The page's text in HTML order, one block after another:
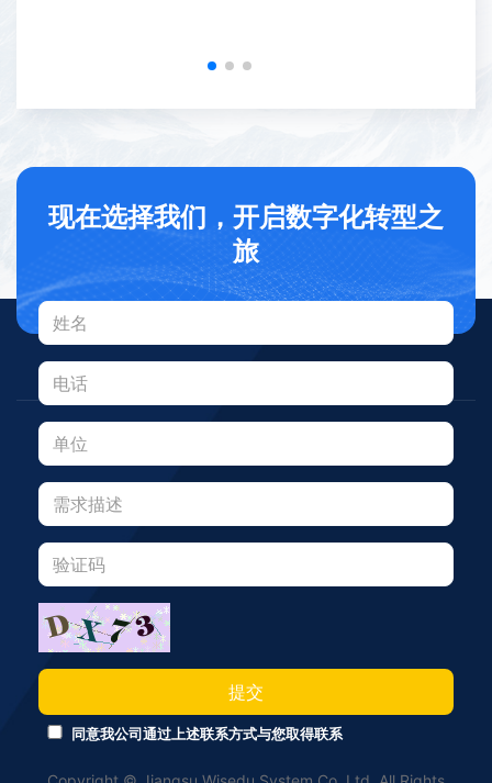
现在选择我们，开启数字化转型之
旅
提交
同意我公司通过上述联系方式与您取得联系